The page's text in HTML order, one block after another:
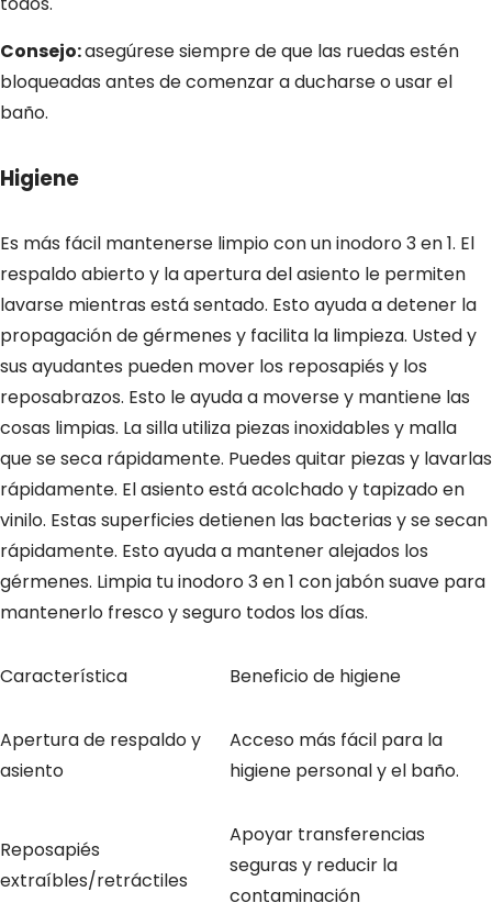
Consejo:asegúrese siempre de que las ruedas estén
bloqueadas antes de comenzar a ducharse o usar el
baño.
Higiene
Es más fácil mantenerse limpio con un inodoro 3 en 1. El
respaldo abierto y la apertura del asiento le permiten
lavarse mientras está sentado. Esto ayuda a detener la
propagación de gérmenes y facilita la limpieza. Usted y
sus ayudantes pueden mover los reposapiés y los
reposabrazos. Esto le ayuda a moverse y mantiene las
cosas limpias. La silla utiliza piezas inoxidables y malla
que se seca rápidamente. Puedes quitar piezas y lavarlas
rápidamente. El asiento está acolchado y tapizado en
vinilo. Estas superficies detienen las bacterias y se secan
rápidamente. Esto ayuda a mantener alejados los
gérmenes. Limpia tu inodoro 3 en 1 con jabón suave para
mantenerlo fresco y seguro todos los días.
Característica Beneficio de higiene
Apertura de respaldo y
asiento
Acceso más fácil para la
higiene personal y el baño.
Reposapiés
extraíbles/retráctiles
Apoyar transferencias
seguras y reducir la
contaminación